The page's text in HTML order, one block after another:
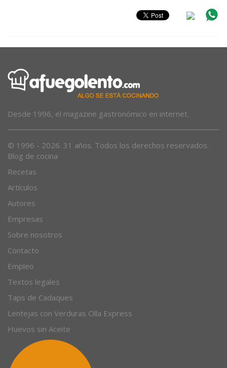
Desde 1996, el magazine gastronómico en internet.
© 1996 - 2026. 31 años. Todos los derechos reservados.
Blog de cocina
Recetas
Artículos
Autores
Empresas
Sobre nosotros
Contacto
Empleo
Textos legales
Taps de Cadaques
Lentejas con Verduras Olla Express
Huevos sin Aceite